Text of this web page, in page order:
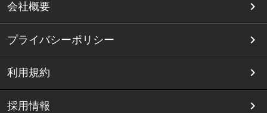
会社概要
プライバシーポリシー
利用規約
採用情報